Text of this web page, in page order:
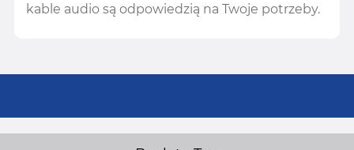
kable audio są odpowiedzią na Twoje potrzeby.